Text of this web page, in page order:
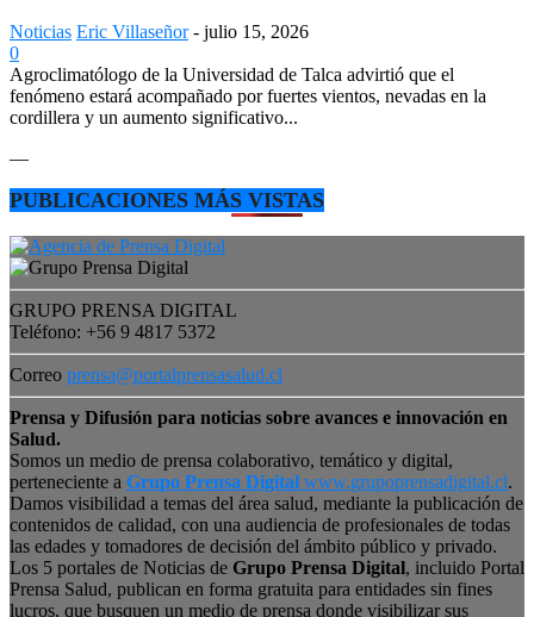
Noticias Eric Villaseñor - julio 15, 2026
0
Agroclimatólogo de la Universidad de Talca advirtió que el
fenómeno estará acompañado por fuertes vientos, nevadas en la
cordillera y un aumento significativo...
—
PUBLICACIONES MÁS VISTAS
GRUPO PRENSA DIGITAL
Teléfono: +56 9 4817 5372
Correo prensa@portalprensasalud.cl
Prensa y Difusión para noticias sobre avances e innovación en
Salud.
Somos un medio de prensa colaborativo, temático y digital,
perteneciente a Grupo Prensa Digital www.grupoprensadigital.cl.
Damos visibilidad a temas del área salud, mediante la publicación de
contenidos de calidad, con una audiencia de profesionales de todas
las edades y tomadores de decisión del ámbito público y privado.
Los 5 portales de Noticias de Grupo Prensa Digital, incluido Portal
Prensa Salud, publican en forma gratuita para entidades sin fines
lucros, que busquen un medio de prensa donde visibilizar sus